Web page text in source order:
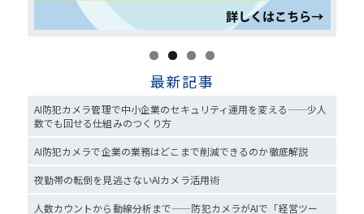
最新記事
AI防犯カメラ管理で中小企業のセキュリティ運用を変える——少人
数でも回せる仕組みのつくり方
AI防犯カメラで企業の業務はどこまで削減できるのか徹底解説
夜勤帯の転倒を見逃さないAIカメラ活用術
人数カウントから動線分析まで——防犯カメラがAIで「経営ツー